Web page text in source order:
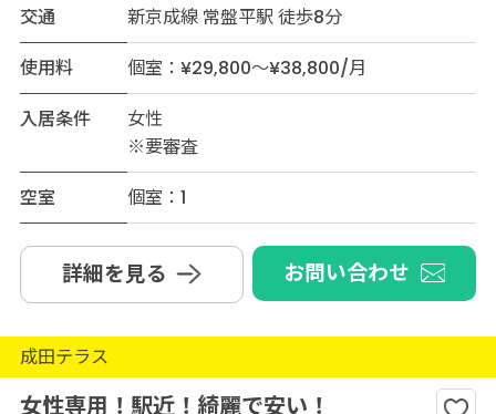
交通
新京成線 常盤平駅 徒歩8分
使用料
個室：¥29,800～¥38,800/月
入居条件
女性
※要審査
空室
個室：1
詳細を見る お問い合わせ
成田テラス
女性専用！駅近！綺麗で安い！